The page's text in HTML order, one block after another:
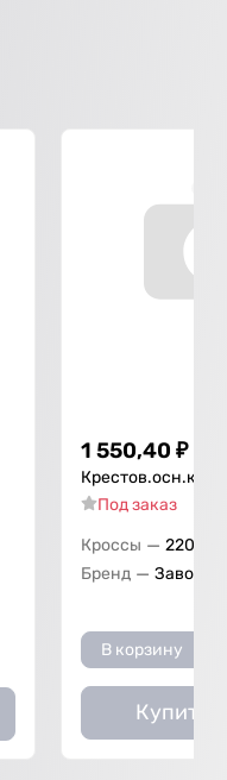
1 550,40 ₽
Под заказ
Кроссы —
Бренд — Завод
В корзину
Купить